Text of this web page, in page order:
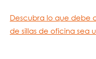
Descubra lo que debe
de sillas de oficina sea